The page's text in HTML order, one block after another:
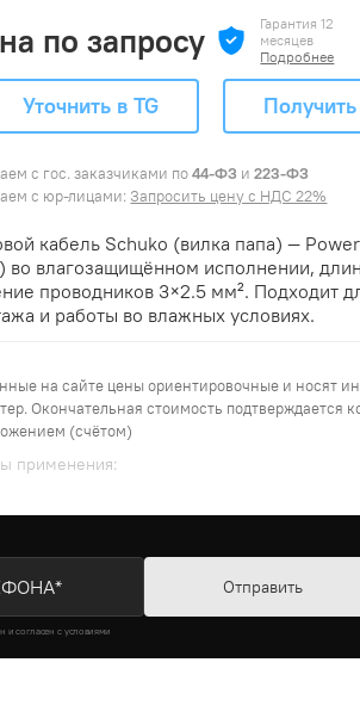
применения:
по запросу
Гарантия 12
месяцев
Подробнее
Уточнить в TG
с гос. заказчиками по44-ФЗ и223-ФЗ
с юр-лицами: Запросить цену с НДС 22%
кабель Schuko (вилка папа) —
во влагозащищённом исполнении,
проводников 3×2.5 мм². Подходит
и работы во влажных условиях.
на сайте цены ориентировочные и носят
Окончательная стоимость подтверждается
(счётом)
Отправить
и согласен с условиями